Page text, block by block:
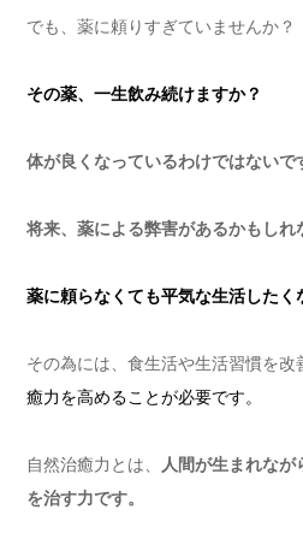
でも、薬に頼りすぎていませんか？
その薬、一生飲み続けますか？
体が良くなっているわけではないで
将来、薬による弊害があるかもしれ
薬に頼らなくても平気な生活したく
その為には、食生活や生活習慣を改
癒力を高めることが必要です。
自然治癒力とは、
人間が生まれな
を治す力です。